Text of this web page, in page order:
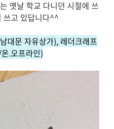
옛날 학교 다니던 시절에 쓰
쓰고 있답니다^^
대문 자유상가), 레더크래프
.오프라인)